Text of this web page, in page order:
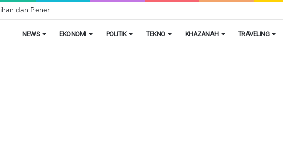
dan Penempatan Kerja bagi Penyandang Disabilitas
NEWS EKONOMI POLITIK TEKNO KHAZANAH TRAVELING